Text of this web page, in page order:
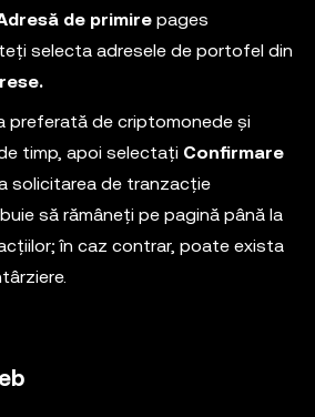
de primire pages
selecta adresele de portofel din
preferată de criptomonede și
timp, apoi selectați Confirmare
solicitarea de tranzacție
să rămâneți pe pagină până la
în caz contrar, poate exista